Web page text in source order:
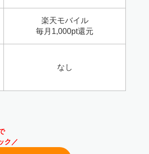
楽天モバイル
毎月1,000pt還元
なし
ク／